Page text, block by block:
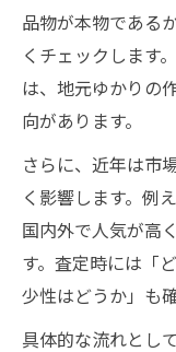
品物が本物である
くチェックします
は、地元ゆかりの
向があります。
さらに、近年は市
く影響します。例
国内外で人気が高
す。査定時には「
少性はどうか」も
具体的な流れとし